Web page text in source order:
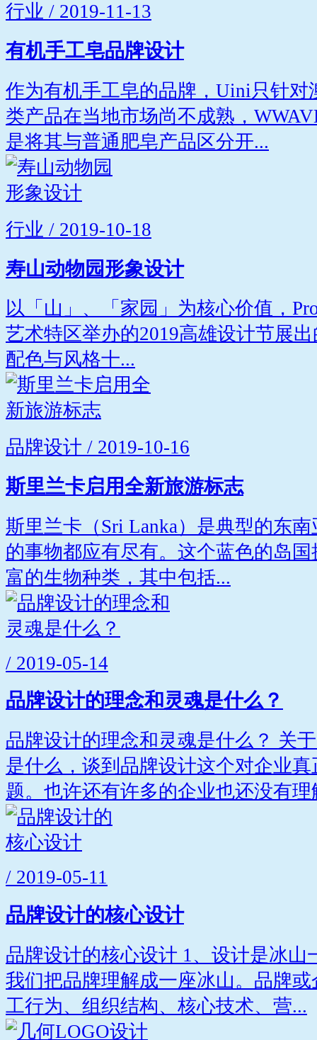
行业 / 2019-11-13
有机手工皂品牌设计
作为有机手工皂的品牌，Uini只针对
类产品在当地市场尚不成熟，
是将其与普通肥皂产品区分开...
行业 / 2019-10-18
寿山动物园形象设计
以「山」、「家园」为核心价值，
艺术特区举办的2019高雄设计节展
配色与风格十...
品牌设计 / 2019-10-16
斯里兰卡启用全新旅游标志
斯里兰卡（Sri Lanka）是典型的东
的事物都应有尽有。这个蓝色的岛
富的生物种类，其中包括...
/ 2019-05-14
品牌设计的理念和灵魂是什么？
品牌设计的理念和灵魂是什么？ 关
是什么，谈到品牌设计这个对企业
题。也许还有许多的企业也还没有理
/ 2019-05-11
品牌设计的核心设计
品牌设计的核心设计 1、设计是冰山
我们把品牌理解成一座冰山。品牌
工行为、组织结构、核心技术、营...